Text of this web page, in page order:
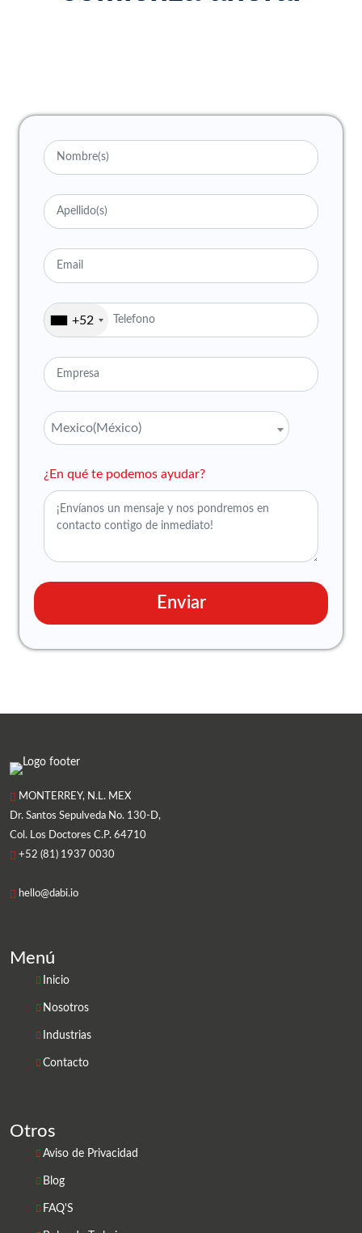
+52
Mexico(México)
¿En qué te podemos ayudar?
Enviar
MONTERREY, N.L. MEX
Dr. Santos Sepulveda No. 130-D,
Col. Los Doctores C.P. 64710
+52 (81) 1937 0030
hello@dabi.io
Menú
Inicio
Nosotros
Industrias
Contacto
Otros
Aviso de Privacidad
Blog
FAQ'S